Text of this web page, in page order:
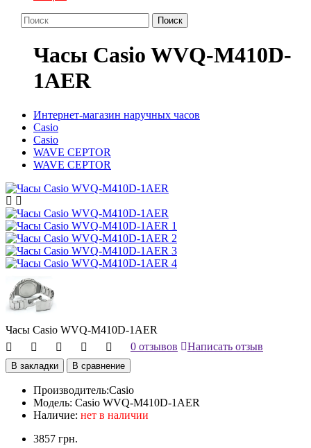
Поиск
Часы Casio WVQ-M410D-
1AER
Интернет-магазин наручных часов
Casio
Casio
WAVE CEPTOR
WAVE CEPTOR
Часы Casio WVQ-M410D-1AER
0 отзывов
Написать отзыв
В закладки В сравнение
Производитель:Casio
Модель: Casio WVQ-M410D-1AER
Наличие: нет в наличии
3857 грн.